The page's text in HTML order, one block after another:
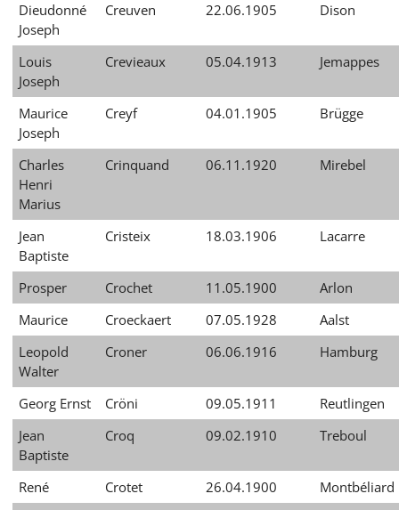
Dieudonné
Joseph
Creuven 22.06.1905 Dison
Louis
Joseph
Crevieaux 05.04.1913 Jemappes
Maurice
Joseph
Creyf 04.01.1905 Brügge
Charles
Henri
Marius
Crinquand 06.11.1920 Mirebel
Jean
Baptiste
Cristeix 18.03.1906 Lacarre
Prosper Crochet 11.05.1900
Arlon
Maurice
Croeckaert 07.05.1928
Aalst
Leopold
Walter
Croner 06.06.1916 Hamburg
Georg Ernst Cröni 09.05.1911
Reutlingen
Jean
Baptiste
Croq 09.02.1910 Treboul
René Crotet 26.04.1900 Montbéliard